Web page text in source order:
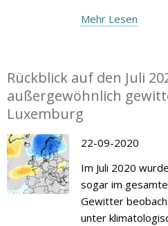
Mehr Lesen
Rückblick auf den Juli
außergewöhnlich
Luxemburg
22-09-2020
Im Juli 2020
sogar im
Gewitter
unter